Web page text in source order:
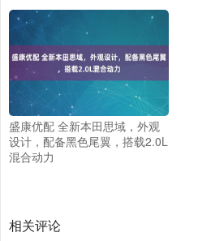
盛康优配 全新本田思域，外观
设计，配备黑色尾翼，搭载2.0L
混合动力
相关评论